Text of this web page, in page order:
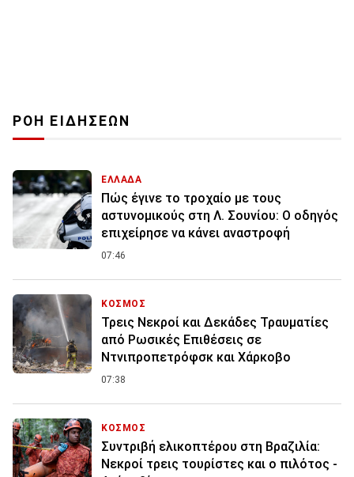
ΡΟΗ ΕΙΔΗΣΕΩΝ
ΕΛΛΑΔΑ
Πώς έγινε το τροχαίο με τους
αστυνομικούς στη Λ. Σουνίου: Ο οδηγός
επιχείρησε να κάνει αναστροφή
07:46
ΚΟΣΜΟΣ
Τρεις Νεκροί και Δεκάδες Τραυματίες
από Ρωσικές Επιθέσεις σε
Ντνιπροπετρόφσκ και Χάρκοβο
07:38
ΚΟΣΜΟΣ
Συντριβή ελικοπτέρου στη Βραζιλία:
Νεκροί τρεις τουρίστες και ο πιλότος -